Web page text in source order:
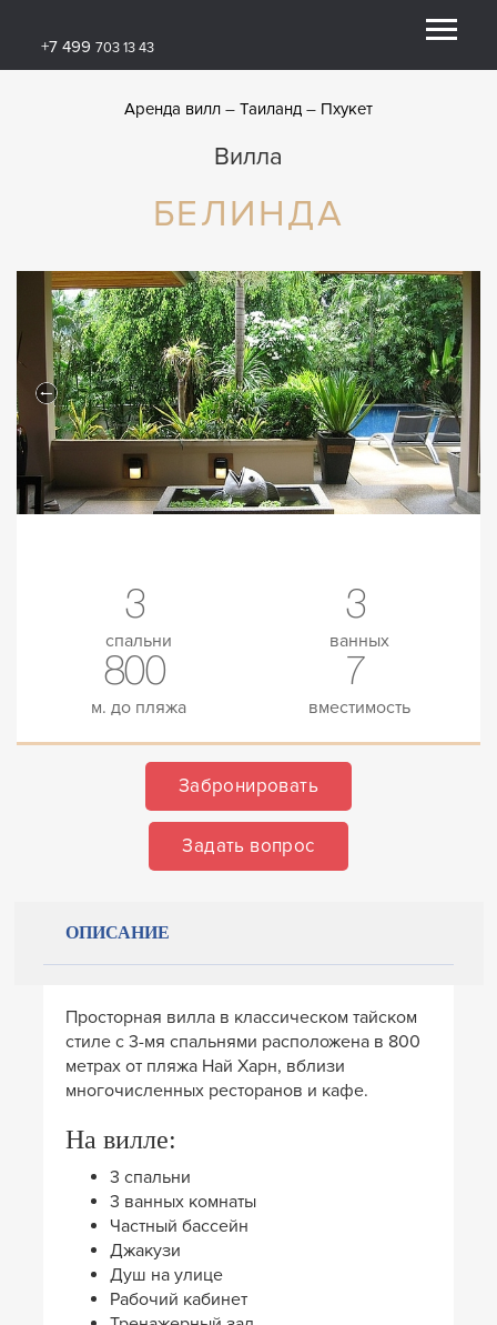
+7 499 703 13 43
Аренда вилл Таиланд Пхукет
Вилла
БЕЛИНДА
3
спальни
3
ванных
800
м. до пляжа
7
вместимость
Забронировать
Задать вопрос
ОПИСАНИЕ
Просторная вилла в классическом тайском
стиле с 3-мя спальнями расположена в 800
метрах от пляжа Най Харн, вблизи
многочисленных ресторанов и кафе.
На вилле:
3 спальни
3 ванных комнаты
Частный бассейн
Джакузи
Душ на улице
Рабочий кабинет